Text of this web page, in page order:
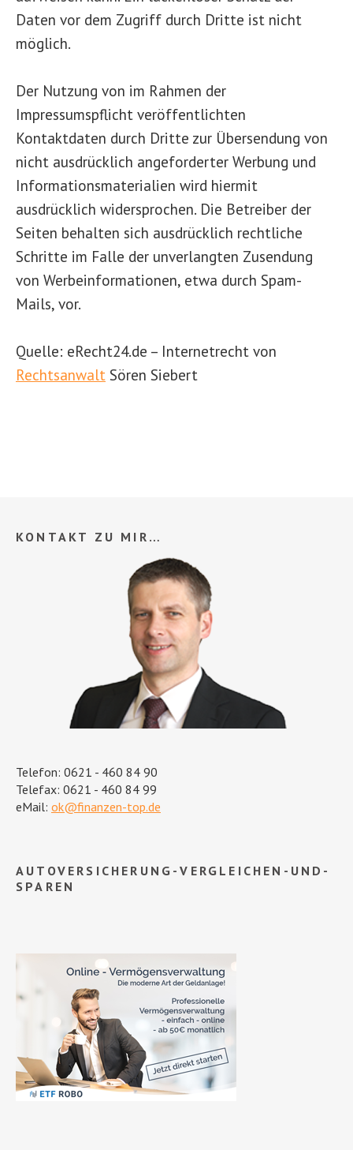
Daten vor dem Zugriff durch Dritte ist nicht
möglich.
Der Nutzung von im Rahmen der
Impressumspflicht veröffentlichten
Kontaktdaten durch Dritte zur Übersendung von
nicht ausdrücklich angeforderter Werbung und
Informationsmaterialien wird hiermit
ausdrücklich widersprochen. Die Betreiber der
Seiten behalten sich ausdrücklich rechtliche
Schritte im Falle der unverlangten Zusendung
von Werbeinformationen, etwa durch Spam-
Mails, vor.
Quelle: eRecht24.de – Internetrecht von
Rechtsanwalt Sören Siebert
KONTAKT ZU MIR…
Telefon: 0621 - 460 84 90
Telefax: 0621 - 460 84 99
eMail: ok@finanzen-top.de
AUTOVERSICHERUNG-VERGLEICHEN-UND-
SPAREN